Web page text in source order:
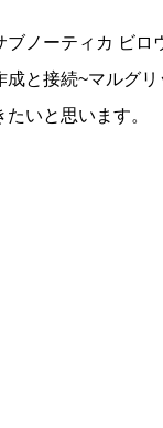
ブノーティカ ビロ
成と接続~マルグ
いと思います。